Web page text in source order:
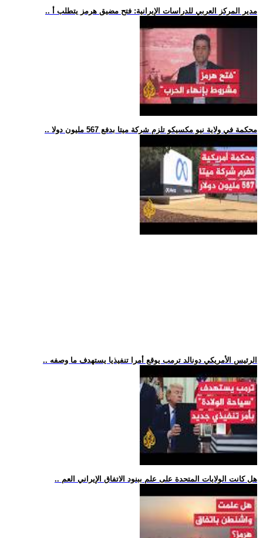
.. مدير المركز العربي للدراسات الإيرانية: فتح مضيق هرمز يتطلب أ
.. محكمة في ولاية نيو مكسيكو تلزم شركة ميتا بدفع 567 مليون دولا
.. الرئيس الأمريكي دونالد ترمب يوقع أمرا تنفيذيا يستهدف ما وصفه
.. هل كانت الولايات المتحدة على علم ببنود الاتفاق الإيراني العم